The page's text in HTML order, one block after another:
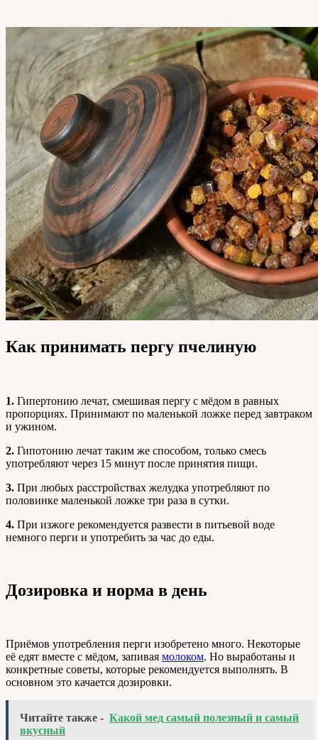
Как принимать пергу пчелиную
1. Гипертонию лечат, смешивая пергу с мёдом в равных
пропорциях. Принимают по маленькой ложке перед завтраком
и ужином.
2. Гипотонию лечат таким же способом, только смесь
употребляют через 15 минут после принятия пищи.
3. При любых расстройствах желудка употребляют по
половинке маленькой ложке три раза в сутки.
4. При изжоге рекомендуется развести в питьевой воде
немного перги и употребить за час до еды.
Дозировка и норма в день
Приёмов употребления перги изобретено много. Некоторые
её едят вместе с мёдом, запивая молоком. Но выработаны и
конкретные советы, которые рекомендуется выполнять. В
основном это качается дозировки.
Читайте также - Какой мед самый полезный и самый
вкусный